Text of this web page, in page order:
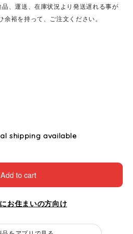
、運送、在庫状況より発送遅れる事が
余裕を持って、ご注文ください。
shipping available
Add to cart
お住まいの方向け